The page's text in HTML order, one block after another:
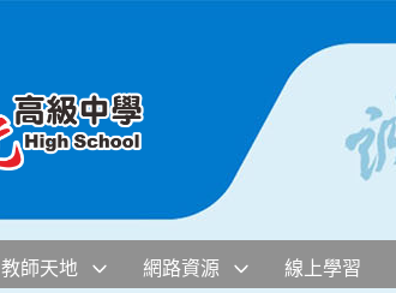
教師天地 網路資源 線上學習